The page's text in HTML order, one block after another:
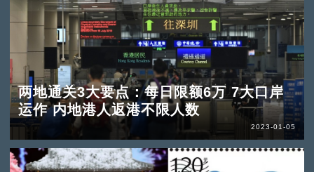
两地通关3大要点：每日限额6万 7大口岸
运作 内地港人返港不限人数
2023-01-05